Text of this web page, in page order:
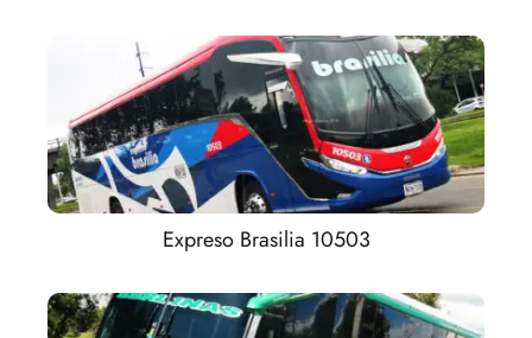
Expreso Brasilia 10503